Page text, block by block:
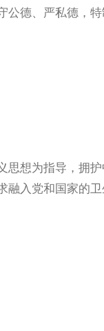
德、严私德，特
想为指导，拥护
融入党和国家的